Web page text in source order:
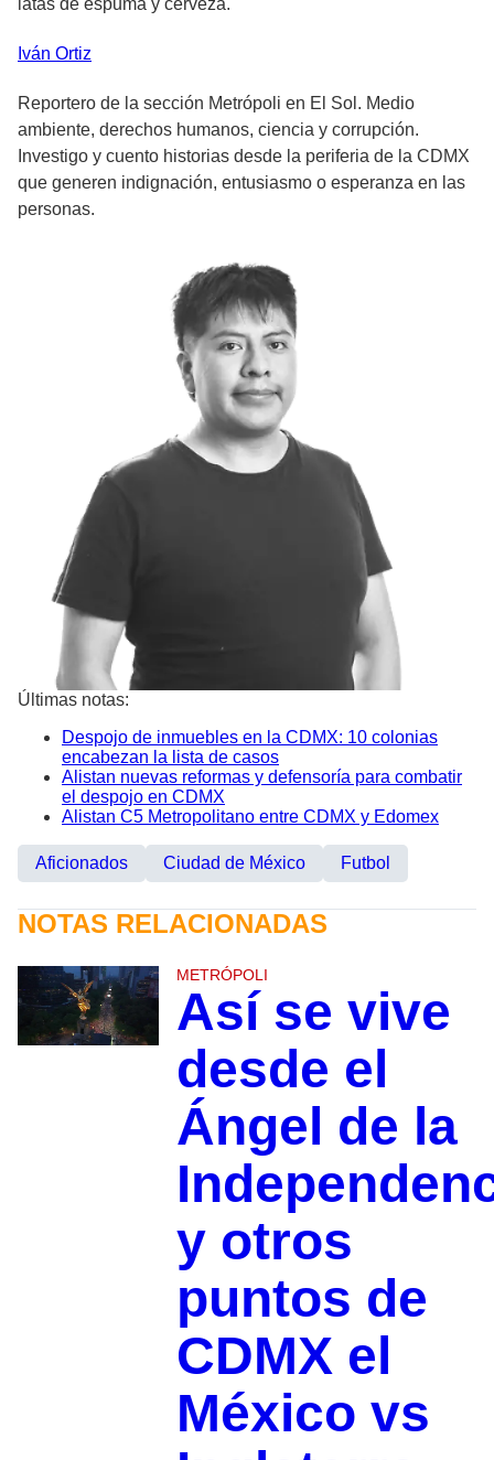
latas de espuma y cerveza.
Iván Ortiz
Reportero de la sección Metrópoli en El Sol. Medio
ambiente, derechos humanos, ciencia y corrupción.
Investigo y cuento historias desde la periferia de la CDMX
que generen indignación, entusiasmo o esperanza en las
personas.
Últimas notas:
Despojo de inmuebles en la CDMX: 10 colonias
encabezan la lista de casos
Alistan nuevas reformas y defensoría para combatir
el despojo en CDMX
Alistan C5 Metropolitano entre CDMX y Edomex
Aficionados Ciudad de México Futbol
NOTAS RELACIONADAS
METRÓPOLI
Así se vive
desde el
Ángel de la
y otros
puntos de
CDMX el
México vs